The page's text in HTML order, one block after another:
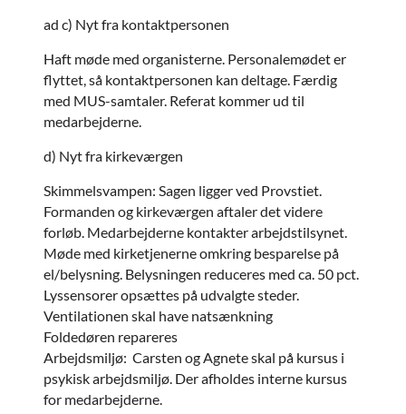
ad c) Nyt fra kontaktpersonen
Haft møde med organisterne. Personalemødet er
flyttet, så kontaktpersonen kan deltage. Færdig
med MUS-samtaler. Referat kommer ud til
medarbejderne.
d) Nyt fra kirkeværgen
Skimmelsvampen: Sagen ligger ved Provstiet.
Formanden og kirkeværgen aftaler det videre
forløb. Medarbejderne kontakter arbejdstilsynet.
Møde med kirketjenerne omkring besparelse på
el/belysning. Belysningen reduceres med ca. 50 pct.
Lyssensorer opsættes på udvalgte steder.
Ventilationen skal have natsænkning
Foldedøren repareres
Arbejdsmiljø: Carsten og Agnete skal på kursus i
psykisk arbejdsmiljø. Der afholdes interne kursus
for medarbejderne.